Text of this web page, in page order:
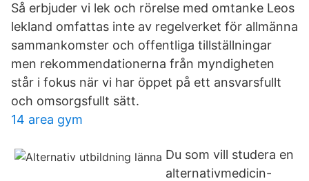
Så erbjuder vi lek och rörelse med omtanke Leos
lekland omfattas inte av regelverket för allmänna
sammankomster och offentliga tillställningar
men rekommendationerna från myndigheten
står i fokus när vi har öppet på ett ansvarsfullt
och omsorgsfullt sätt.
14 area gym
Du som vill studera en
alternativmedicin-